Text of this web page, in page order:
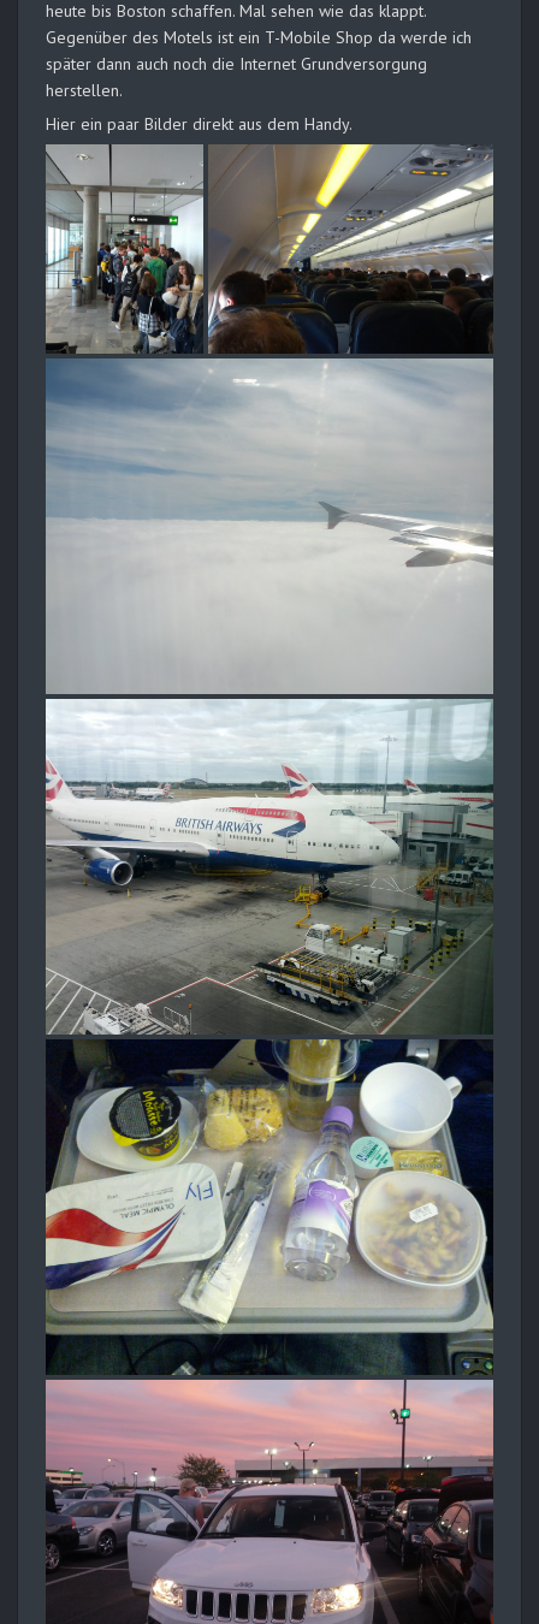
heute bis Boston schaffen. Mal sehen wie das klappt.
Gegenüber des Motels ist ein T-Mobile Shop da werde ich
später dann auch noch die Internet Grundversorgung
herstellen.
Hier ein paar Bilder direkt aus dem Handy.